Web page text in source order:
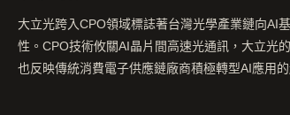
大立光跨入CPO領域標誌著台灣光學產業鏈向AI
性。CPO技術攸關AI晶片間高速光通訊，大立光
也反映傳統消費電子供應鏈廠商積極轉型AI應用